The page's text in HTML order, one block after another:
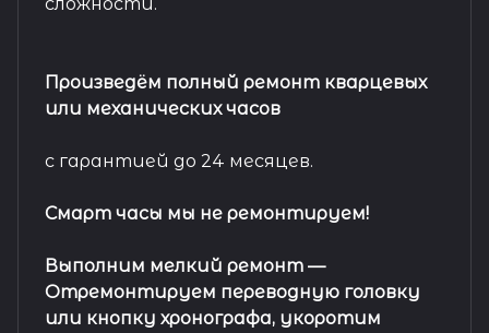
Произведём полный ремонт кварцевых
или механических часов
с гарантией до 24 месяцев.
Смарт часы мы не ремонтируем!
Выполним мелкий ремонт —
Отремонтируем переводную головку
или кнопку хронографа, укоротим